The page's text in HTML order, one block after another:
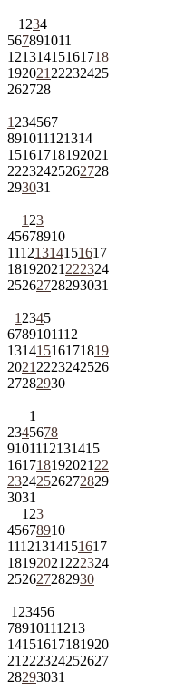
1 234
567891011
12131415161718
192021 22232425
262728
1 234567
891011121314
15161718192021
22232425262728
293031
1 23
45678910
11121314151617
18192021 222324
25262728293031
1 2345
6789101112
13141516171819
2021 2223242526
27282930
1
2345678
9101112131415
161718192021 22
23242526272829
3031
1 23
45678910
11121314151617
18192021 222324
252627282930
1 23456
78910111213
14151617181920
21 222324252627
28293031